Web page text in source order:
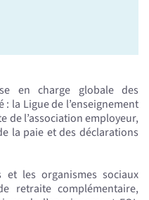
en charge globale des
la Ligue de l’enseignement
de l’association employeur,
la paie et des déclarations
et les organismes sociaux
retraite complémentaire,